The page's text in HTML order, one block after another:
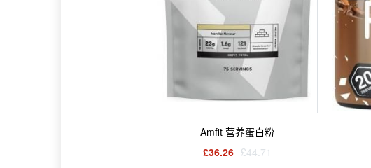
Amfit 营养蛋白粉
£36.26 £44.71